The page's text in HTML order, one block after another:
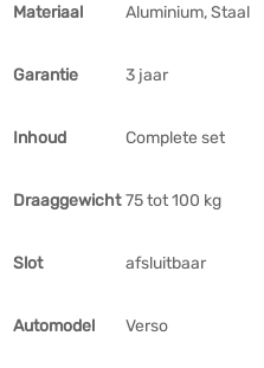
Dak
Materiaal Aluminium, Staal
Garantie 3 jaar
Inhoud Complete set
Draaggewicht 75 tot 100 kg
Slot afsluitbaar
Automodel Verso